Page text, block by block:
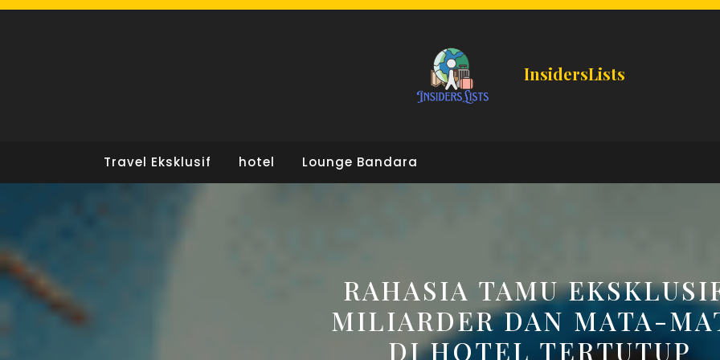
Skip
InsidersLists
Travel Eksklusif hotel Lounge Bandara
RAHASIA TAMU
MILIARDER DAN MATA-
DI HOTEL TERTUTUP